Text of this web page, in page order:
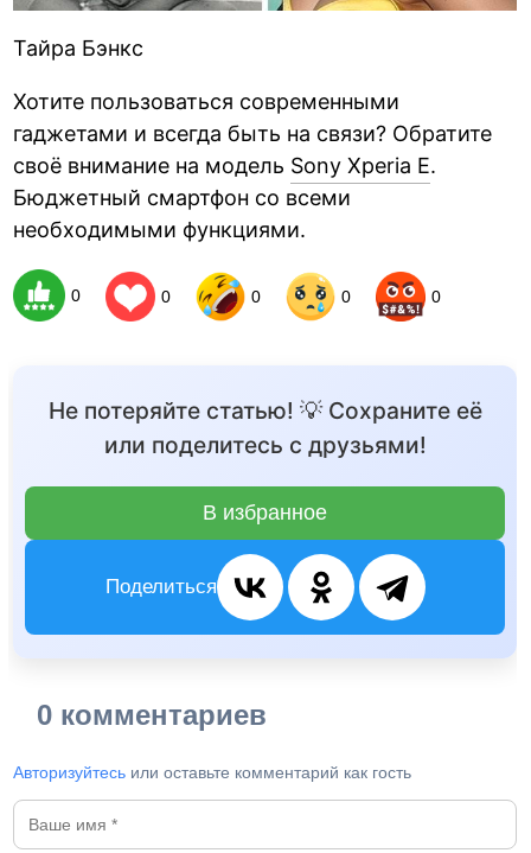
Тайра Бэнкс
Хотите пользоваться современными
гаджетами и всегда быть на связи? Обратите
своё внимание на модель Sony Xperia E.
Бюджетный смартфон со всеми
необходимыми функциями.
0 0 0 0 0
Не потеряйте статью! 💡 Сохраните её
или поделитесь с друзьями!
В избранное
Поделиться
0 комментариев
Авторизуйтесь или оставьте комментарий как гость